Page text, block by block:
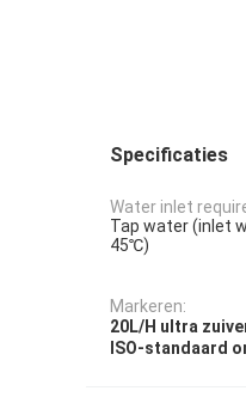
Specificaties
Water inlet
Tap water (inlet
45℃)
Markeren:
20L/H ultra
ISO-standaard